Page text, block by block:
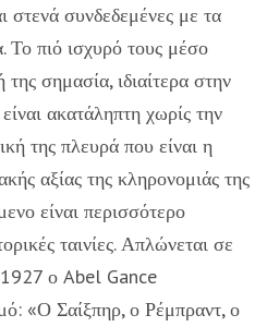
στενά συνδεδεμένες με τα
Το πιό ισχυρό τους μέσο
της σημασία, ιδιαίτερα στην
ακατάληπτη χωρίς την
της πλευρά που είναι η
αξίας της κληρονομιάς της
είναι περισσότερο
ταινίες. Απλώνεται σε
1927 ο Abel Gance
«Ο Σαίξπηρ, ο Ρέμπραντ, ο